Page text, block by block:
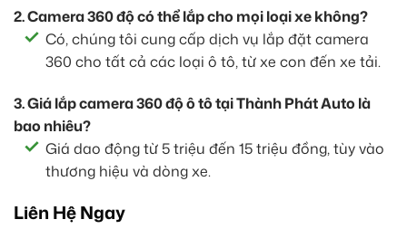
2. Camera 360 độ có thể lắp cho mọi loại xe không?
Có, chúng tôi cung cấp dịch vụ lắp đặt camera
360 cho tất cả các loại ô tô, từ xe con đến xe tải.
3. Giá lắp camera 360 độ ô tô tại Thành Phát Auto là
bao nhiêu?
Giá dao động từ 5 triệu đến 15 triệu đồng, tùy vào
thương hiệu và dòng xe.
Liên Hệ Ngay